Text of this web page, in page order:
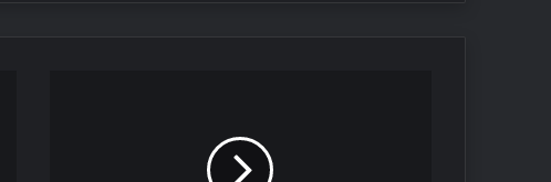
Bilim kanıtladı: Bir jest yetiyor, işte